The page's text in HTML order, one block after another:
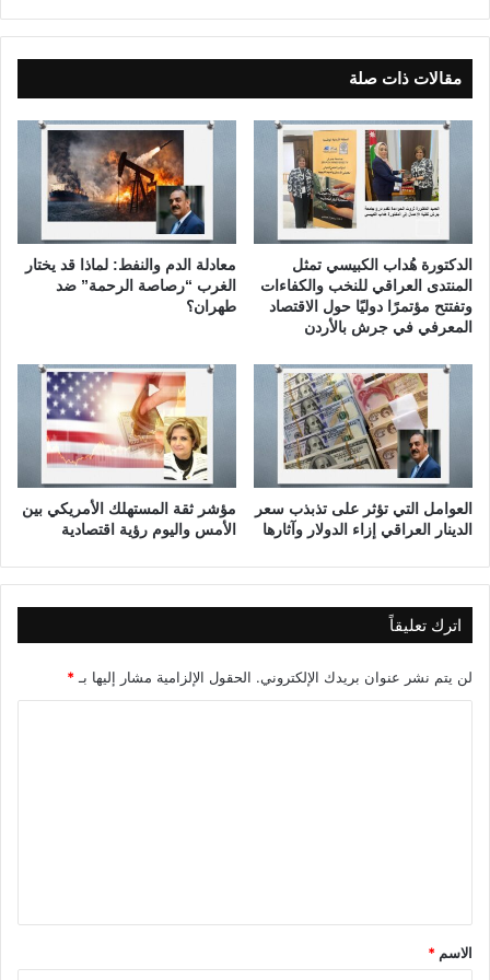
مقالات ذات صلة
الدكتورة هُداب الكبيسي تمثل
المنتدى العراقي للنخب والكفاءات
وتفتتح مؤتمرًا دوليًا حول الاقتصاد
المعرفي في جرش بالأردن
معادلة الدم والنفط: لماذا قد يختار
الغرب “رصاصة الرحمة” ضد
طهران؟
العوامل التي تؤثر على تذبذب سعر
الدينار العراقي إزاء الدولار وآثارها
مؤشر ثقة المستهلك الأمريكي بين
الأمس واليوم رؤية اقتصادية
اترك تعليقاً
لن يتم نشر عنوان بريدك الإلكتروني. الحقول الإلزامية مشار إليها بـ *
*
الاسم *